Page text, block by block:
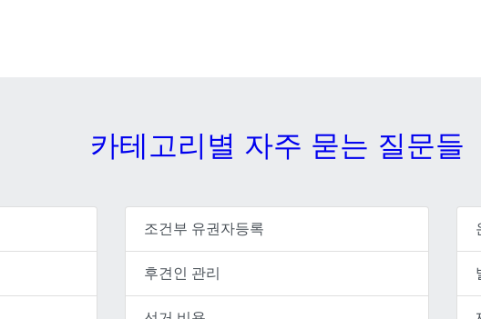
카테고리별 자주 묻는 질문들
조건부 유권자등록
후견인 관리